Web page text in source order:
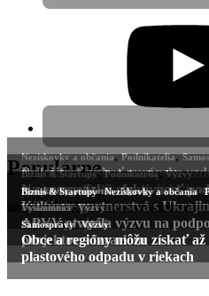
Populárne